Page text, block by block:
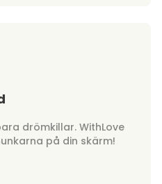
drömkillar. WithLove
på din skärm!